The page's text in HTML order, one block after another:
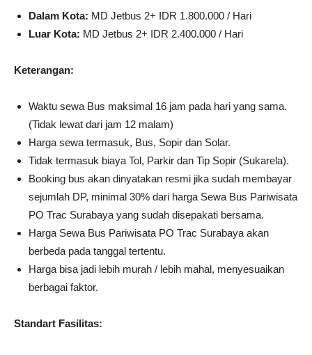
Dalam Kota: MD Jetbus 2+ IDR 1.800.000 / Hari
Luar Kota: MD Jetbus 2+ IDR 2.400.000 / Hari
Keterangan:
Waktu sewa Bus maksimal 16 jam pada hari yang sama.
(Tidak lewat dari jam 12 malam)
Harga sewa termasuk, Bus, Sopir dan Solar.
Tidak termasuk biaya Tol, Parkir dan Tip Sopir (Sukarela).
Booking bus akan dinyatakan resmi jika sudah membayar
sejumlah DP, minimal 30% dari harga Sewa Bus Pariwisata
PO Trac Surabaya yang sudah disepakati bersama.
Harga Sewa Bus Pariwisata PO Trac Surabaya akan
berbeda pada tanggal tertentu.
Harga bisa jadi lebih murah / lebih mahal, menyesuaikan
berbagai faktor.
Standart Fasilitas: